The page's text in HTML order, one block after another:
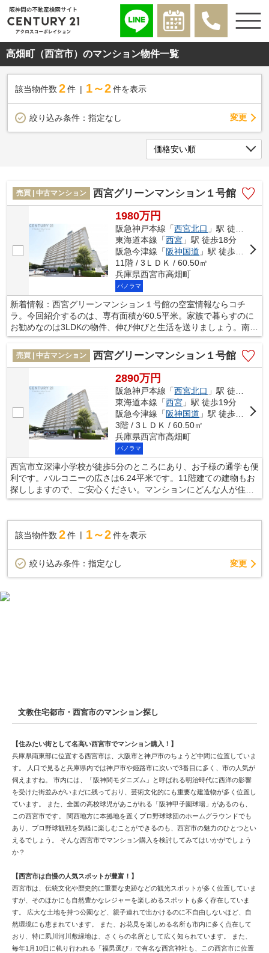
高畑町（西宮市）のマンション物件一覧
該当物件数 2件 1～2 件を表示
絞り込み条件： 指定なし 変更
売買 | 中古マンション 西宮グリーンマンション１号館
1980万円
阪急神戸本線「西宮北口 」駅 徒歩11分
東海道本線「西宮 」駅 徒歩18分
阪急今津線「 阪神国道 」駅 徒歩13分
11階 / 3ＬＤＫ / 60.50㎡
兵庫県西宮市高畑町
パノラマ
新着情報：西宮グリーンマンション１号館の空室情報ならコチ
ラ。今回紹介するのは、専有面積が60.5平米。家族で暮らすのに
お勧めなのは3LDKの物件、伸び伸びと生活を送りましょう。南向
きの物件をお探しの方、コチラよりご覧ください。不動産の購入
を検討しているなら、不動産会社をしっかりと選んで下さい。信
頼と実績のある不動産会社を選ぶことで、不動産購入を成功させ
売買 | 中古マンション 西宮グリーンマンション１号館
2890万円
阪急神戸本線「西宮北口 」駅 徒歩11分
東海道本線「西宮 」駅 徒歩19分
阪急今津線「 阪神国道 」駅 徒歩13分
3階 / 3ＬＤＫ / 60.50㎡
兵庫県西宮市高畑町
パノラマ
西宮市立深津小学校が徒歩5分のところにあり、お子様の通学も便
利です。バルコニーの広さは6.24平米です。11階建ての建物もお
探ししますので、ご安心ください。マンションにどんな人が住ん
でいるのかも中古マンションなら事前に知れます。西宮市で住ま
辺はいかがでしょうか。こだわりやご要望などございましたら、
当社までお気軽にお問い合わせ下さい。
該当物件数 2件 1～2 件を表示
絞り込み条件： 指定なし 変更
文教住宅都市・西宮市のマンション探し
【住みたい街として名高い西宮市でマンション購入！】
兵庫県南東部に位置する西宮市は、大阪市と神戸市のちょうど中間に位置していま
す。 人口で見ると兵庫県内では神戸市や姫路市に次いで3番目に多く、市の人気が
伺えますね。 市内には、「阪神間モダニズム」と呼ばれる明治時代に西洋の影響
を受けた街並みがいまだに残っており、芸術文化的にも重要な建造物が多く位置し
ています。 また、全国の高校球児があこがれる「阪神甲子園球場」があるのも、
この西宮市です。 関西地方に本拠地を置くプロ野球球団のホームグラウンドでも
あり、プロ野球観戦を気軽に楽しむことができるのも、西宮市の魅力のひとつとい
えるでしょう。 そんな西宮市でマンション購入を検討してみてはいかがでしょう
か？
【西宮市は自慢の人気スポットが豊富！】
西宮市は、伝統文化や歴史的に重要な史跡などの観光スポットが多く位置していま
すが、そのほかにも自然豊かなレジャーを楽しめるスポットも多く存在していま
す。 広大な土地を持つ公園など、親子連れで出かけるのに不自由しないほど、自
然環境にも恵まれています。 また、お花見を楽しめる名所も市内に多く点在して
おり、特に夙川河川敷緑地は、さくらの名所として広く知られています。 また、
毎年1月10日に執り行われる「福男選び」で有名な西宮神社も、この西宮市に位置